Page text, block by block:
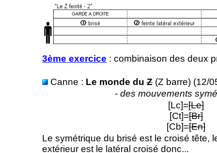
3ème exercice : combinaison des deux
Canne : Le monde du Z (Z barre) (12/
- des mouvements
[Lc]=[Le]
[Ct]=[Br]
[Cb]=[En]
Le symétrique du brisé est le croisé tête,
extérieur est le latéral croisé donc...